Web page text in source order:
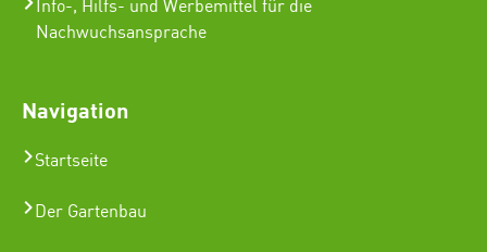
Info-, Hilfs- und Werbemittel für die
Nachwuchsansprache
Navigation
Startseite
Der Gartenbau